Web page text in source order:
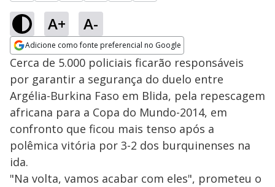
A+ A-
Adicione como fonte preferencial no Google
Opens in new window
Cerca de 5.000 policiais ficarão responsáveis
por garantir a segurança do duelo entre
Argélia-Burkina Faso em Blida, pela repescagem
africana para a Copa do Mundo-2014, em
confronto que ficou mais tenso após a
polêmica vitória por 3-2 dos burquinenses na
ida.
"Na volta, vamos acabar com eles", prometeu o